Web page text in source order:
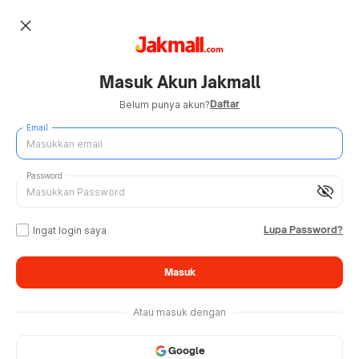
close
Masuk Akun Jakmall
Belum punya akun?Daftar
Email
visibility_off
Password
Ingat login saya Lupa Password?
Masuk
Atau masuk dengan
Google